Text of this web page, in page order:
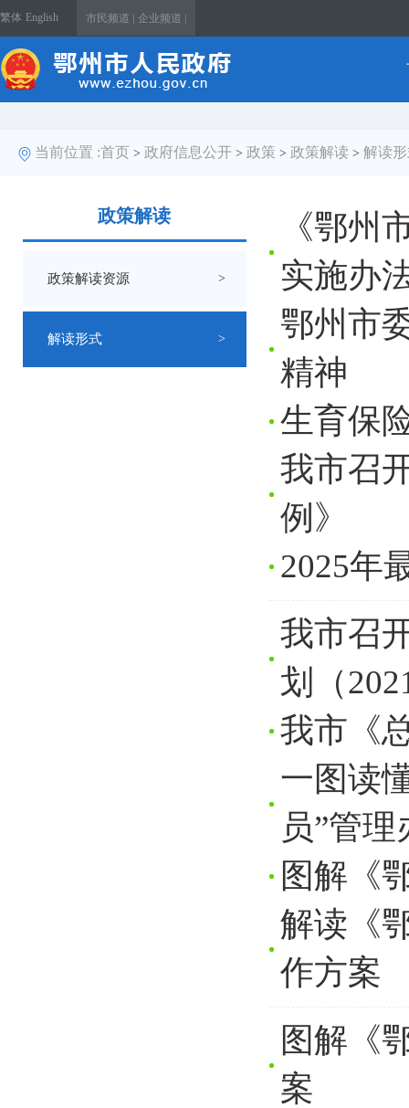
繁体 English 市民频道 | 企业频道 |
当前位置 :首页 > 政府信息公开 > 政策 > 政策解读 > 解读
政策解读
政策解读资源 >
解读形式 >
《鄂州
实施办
鄂州市
精神
生育保
我市召
例》
2025年
我市召
划（
我市《
一图读
员”管
图解《
解读《
作方案
图解《
案